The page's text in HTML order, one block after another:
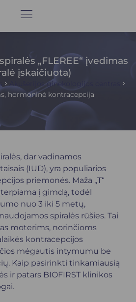
„FLEREE“ įvedimas
įskaičiuota)
Akušerijos ginekologijos centras
hormoninė kontracepcija
dar vadinamos
(IUD), yra populiarios
priemonės. Maža „T“
į gimdą, todėl
nuo 3 iki 5 metų,
spiralės rūšies. Tai
moterims, norinčioms
kontracepcijos
mėgautis intymumu be
Kaip pasirinkti tinkamiausią
ir patars BIOFIRST klinikos